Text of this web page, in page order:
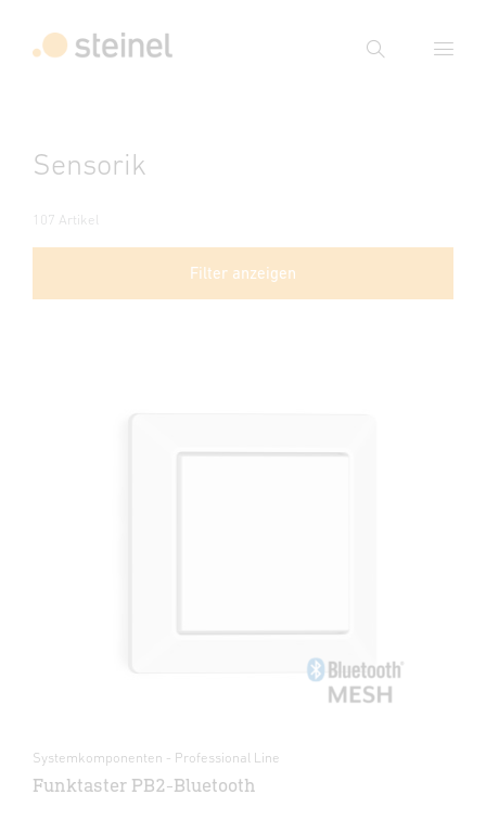
Suche
Suche
Sensorik
107 Artikel
Filter anzeigen
Systemkomponenten - Professional Line
Funktaster PB2-Bluetooth